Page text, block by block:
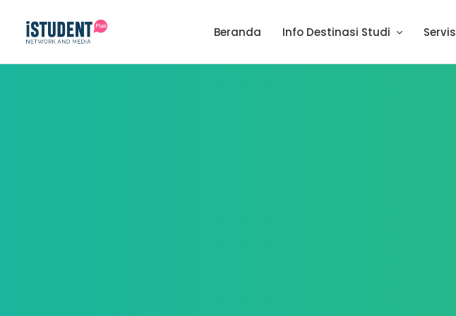
Beranda Info Destinasi Studi Servis